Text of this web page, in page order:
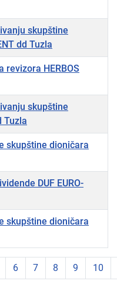
skupštine
dd Tuzla
revizora HERBOS
skupštine
Tuzla
skupštine dioničara
DUF EURO-
skupštine dioničara
Strana 1 od 11
6 7 8 9 10